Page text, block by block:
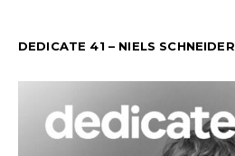
DEDICATE 41 – NIELS SCHNEIDER